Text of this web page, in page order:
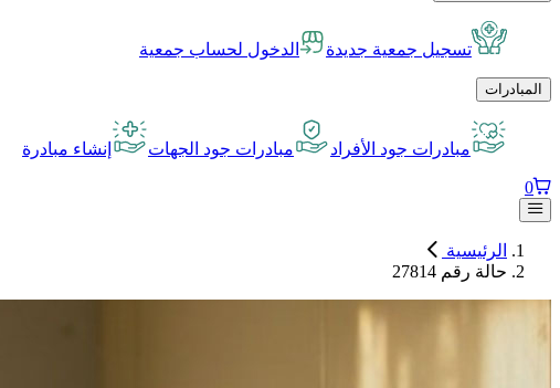
تسجيل جمعية جديدة الدخول لحساب جمعية
المبادرات
مبادرات جود الأفراد مبادرات جود الجهات إنشاء مبادرة
0
الرئيسية
حالة رقم 27814